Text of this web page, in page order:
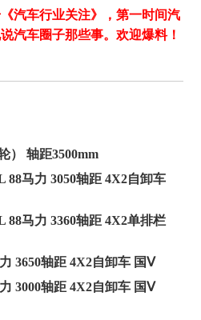
汽车行业关注》，第一时间汽
汽车圈子那些事。欢迎爆料！
） 轴距3500mm
88马力 3050轴距 4X2自卸车
88马力 3360轴距 4X2单排栏
3650轴距 4X2自卸车 国Ⅴ
3000轴距 4X2自卸车 国Ⅴ